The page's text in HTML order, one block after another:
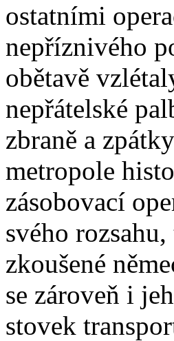
ostatními
nepříznivého
obětavě
nepřátelské
zbraně a
metropole
zásobovací
svého
zkoušené
se zároveň i
stovek